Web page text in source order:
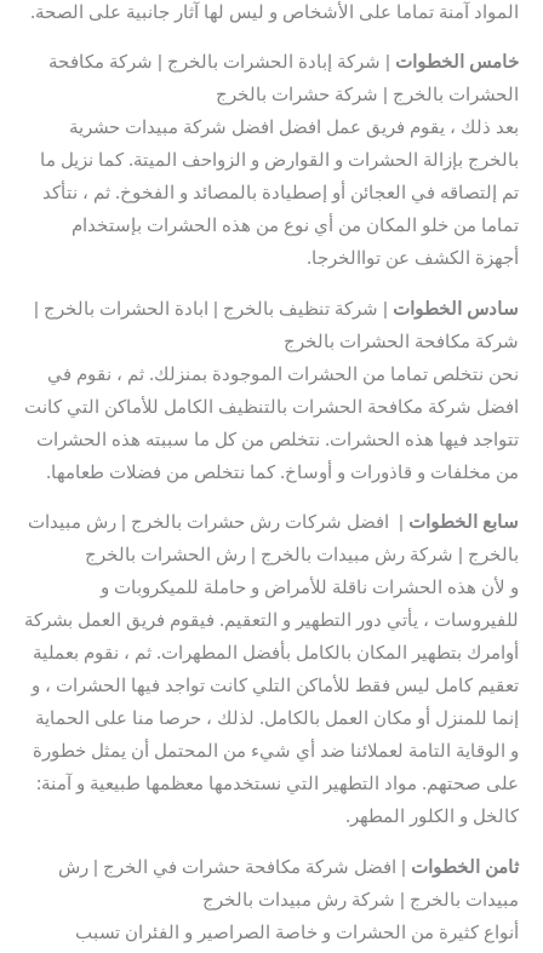
المواد آمنة تماما على الأشخاص و ليس لها آثار جانبية على الصحة.
خامس الخطوات
| شركة إبادة الحشرات بالخرج | شركة مكافحة
الحشرات بالخرج | شركة حشرات بالخرج
بعد ذلك ، يقوم فريق عمل افضل افضل شركة مبيدات حشرية
بالخرج بإزالة الحشرات و القوارض و الزواحف الميتة. كما نزيل ما
تم إلتصاقه في العجائن أو إصطيادة بالمصائد و الفخوخ. ثم ، نتأكد
تماما من خلو المكان من أي نوع من هذه الحشرات بإستخدام
أجهزة الكشف عن تواالخرجا.
سادس الخطوات | شركة تنظيف بالخرج | ابادة الحشرات بالخرج |
شركة مكافحة الحشرات بالخرج
نحن نتخلص تماما من الحشرات الموجودة بمنزلك. ثم ، نقوم في
افضل شركة مكافحة الحشرات بالتنظيف الكامل للأماكن التي كانت
تتواجد فيها هذه الحشرات. نتخلص من كل ما سببته هذه الحشرات
من مخلفات و قاذورات و أوساخ. كما نتخلص من فضلات طعامها.
سابع الخطوات | افضل شركات رش حشرات بالخرج | رش مبيدات
بالخرج | شركة رش مبيدات بالخرج | رش الحشرات بالخرج
و لأن هذه الحشرات ناقلة للأمراض و حاملة للميكروبات و
للفيروسات ، يأتي دور التطهير و التعقيم. فيقوم فريق العمل بشركة
أوامرك بتطهير المكان بالكامل بأفضل المطهرات. ثم ، نقوم بعملية
تعقيم كامل ليس فقط للأماكن التلي كانت تواجد فيها الحشرات ، و
إنما للمنزل أو مكان العمل بالكامل. لذلك ، حرصا منا على الحماية
و الوقاية التامة لعملائنا ضد أي شيء من المحتمل أن يمثل خطورة
على صحتهم. مواد التطهير التي نستخدمها معظمها طبيعية و آمنة:
كالخل و الكلور المطهر.
ثامن الخطوات
| افضل شركة مكافحة حشرات في الخرج | رش
مبيدات بالخرج | شركة رش مبيدات بالخرج
أنواع كثيرة من الحشرات و خاصة الصراصير و الفئران تسبب